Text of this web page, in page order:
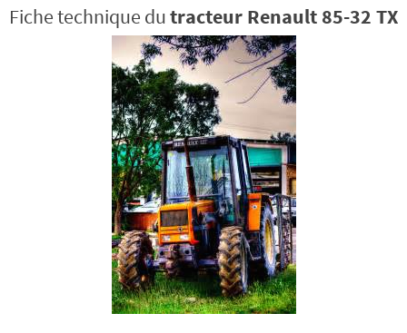
Fiche technique dutracteur Renault 85-32 TX